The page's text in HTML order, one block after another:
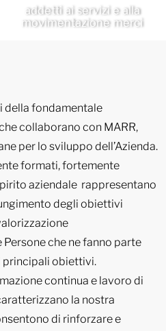
addetti ai servizie alla
movimentazionemerci
della fondamentale
collaborano con MARR,
per lo sviluppo dell’Azienda.
formati, fortemente
aziendale rappresentano
degli obiettivi
Persone che ne fanno parte
principali obiettivi.
continua e lavoro di
la nostra
di rinforzare e